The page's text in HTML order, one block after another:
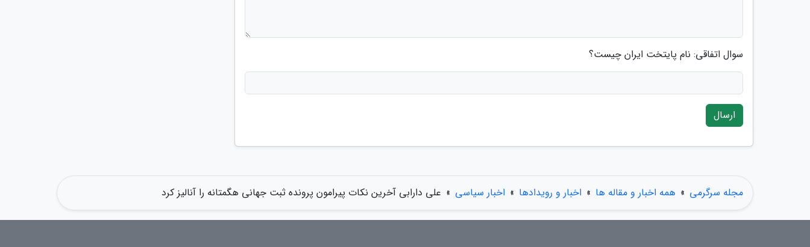
سوال اتفاقی: نام پایتخت ایران چیست؟
ارسال
مجله سرگرمی » همه اخبار و مقاله ها » اخبار و رویدادها » اخبار سیاسی » علی دارابی آخرین نکات پیرامون پرونده ثبت جهانی هگمتانه را آنالیز کرد